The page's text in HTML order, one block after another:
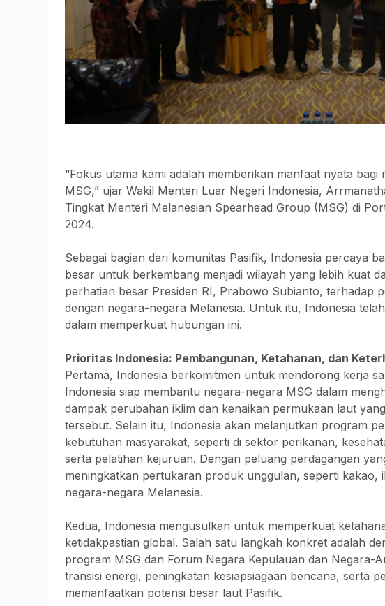
“Fokus utama kami adalah memberikan manfaat nyata
MSG,” ujar Wakil Menteri Luar Negeri Indonesia,
Tingkat Menteri Melanesian Spearhead Group (MSG) di
2024.
Sebagai bagian dari komunitas Pasifik, Indonesia percaya
besar untuk berkembang menjadi wilayah yang lebih kuat
perhatian besar Presiden RI, Prabowo Subianto, terhadap
dengan negara-negara Melanesia. Untuk itu, Indonesia
dalam memperkuat hubungan ini.
Prioritas Indonesia: Pembangunan, Ketahanan, dan
Pertama, Indonesia berkomitmen untuk mendorong kerja
Indonesia siap membantu negara-negara MSG dalam
dampak perubahan iklim dan kenaikan permukaan laut
tersebut. Selain itu, Indonesia akan melanjutkan program
kebutuhan masyarakat, seperti di sektor perikanan,
serta pelatihan kejuruan. Dengan peluang perdagangan
meningkatkan pertukaran produk unggulan, seperti kakao,
negara-negara Melanesia.
Kedua, Indonesia mengusulkan untuk memperkuat
ketidakpastian global. Salah satu langkah konkret adalah
program MSG dan Forum Negara Kepulauan dan Negara-
transisi energi, peningkatan kesiapsiagaan bencana, serta
memanfaatkan potensi besar laut Pasifik.